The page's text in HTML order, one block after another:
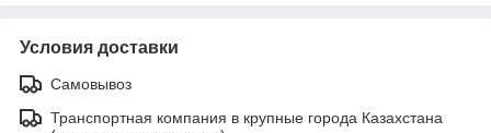
Условия доставки
Самовывоз
Транспортная компания в крупные города Казахстана